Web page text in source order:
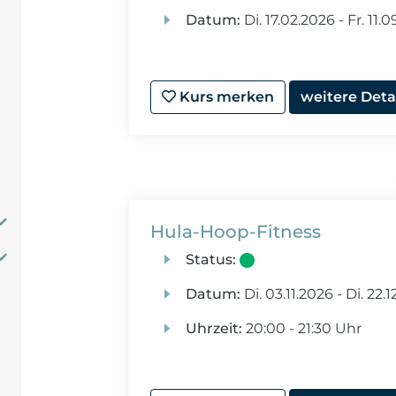
Datum: Di.17.02.2026 - Fr.
Kurs merken weitere
Hula-Hoop-Fitness
Status:
Datum: Di.03.11.2026 - Di.
Uhrzeit: 20:00 - 21:30 Uhr